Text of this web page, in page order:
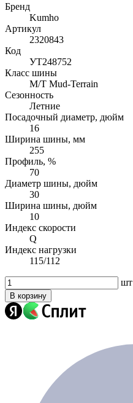
Бренд
Kumho
Артикул
2320843
Код
УТ248752
Класс шины
M/T Mud-Terrain
Сезонность
Летние
Посадочный диаметр, дюйм
16
Ширина шины, мм
255
Профиль, %
70
Диаметр шины, дюйм
30
Ширина шины, дюйм
10
Индекс скорости
Q
Индекс нагрузки
115/112
шт
В корзину